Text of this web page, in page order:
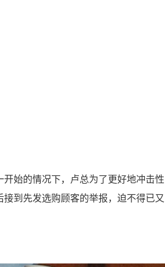
始的情况下，卢总为了更好地冲击性
到先发选购顾客的举报，迫不得已又